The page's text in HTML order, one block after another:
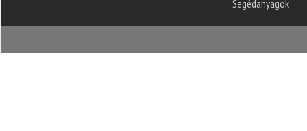
Segédanyagok